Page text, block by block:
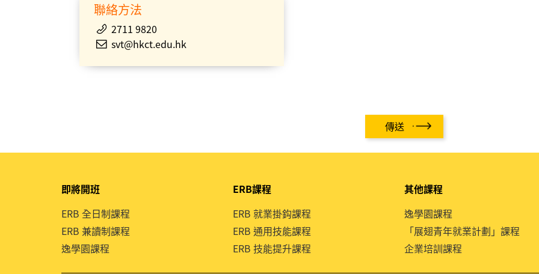
聯絡方法
2711 9820
svt@hkct.edu.hk
傳送
即將開班
ERB 全日制課程
ERB 兼讀制課程
逸學園課程
ERB課程
ERB 就業掛鈎課程
ERB 通用技能課程
ERB 技能提升課程
其他課程
逸學園課程
「展翅青年就業計劃」課程
企業培訓課程